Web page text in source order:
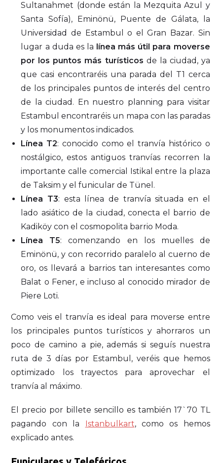
Sultanahmet (donde están la Mezquita Azul y
Santa Sofía), Eminönü, Puente de Gálata, la
Universidad de Estambul o el Gran Bazar. Sin
lugar a duda es la línea más útil para moverse
por los puntos más turísticos de la ciudad, ya
que casi encontraréis una parada del T1 cerca
de los principales puntos de interés del centro
de la ciudad. En nuestro planning para visitar
Estambul encontraréis un mapa con las paradas
y los monumentos indicados.
Línea T2: conocido como el tranvía histórico o
nostálgico, estos antiguos tranvías recorren la
importante calle comercial Istikal entre la plaza
de Taksim y el funicular de Tünel.
Línea T3: esta línea de tranvía situada en el
lado asiático de la ciudad, conecta el barrio de
Kadiköy con el cosmopolita barrio Moda.
Línea T5: comenzando en los muelles de
Eminönü, y con recorrido paralelo al cuerno de
oro, os llevará a barrios tan interesantes como
Balat o Fener, e incluso al conocido mirador de
Piere Loti.
Como veis el tranvía es ideal para moverse entre
los principales puntos turísticos y ahorraros un
poco de camino a pie, además si seguís nuestra
ruta de 3 días por Estambul, veréis que hemos
optimizado los trayectos para aprovechar el
tranvía al máximo.
El precio por billete sencillo es también 17`70 TL
pagando con la Istanbulkart, como os hemos
explicado antes.